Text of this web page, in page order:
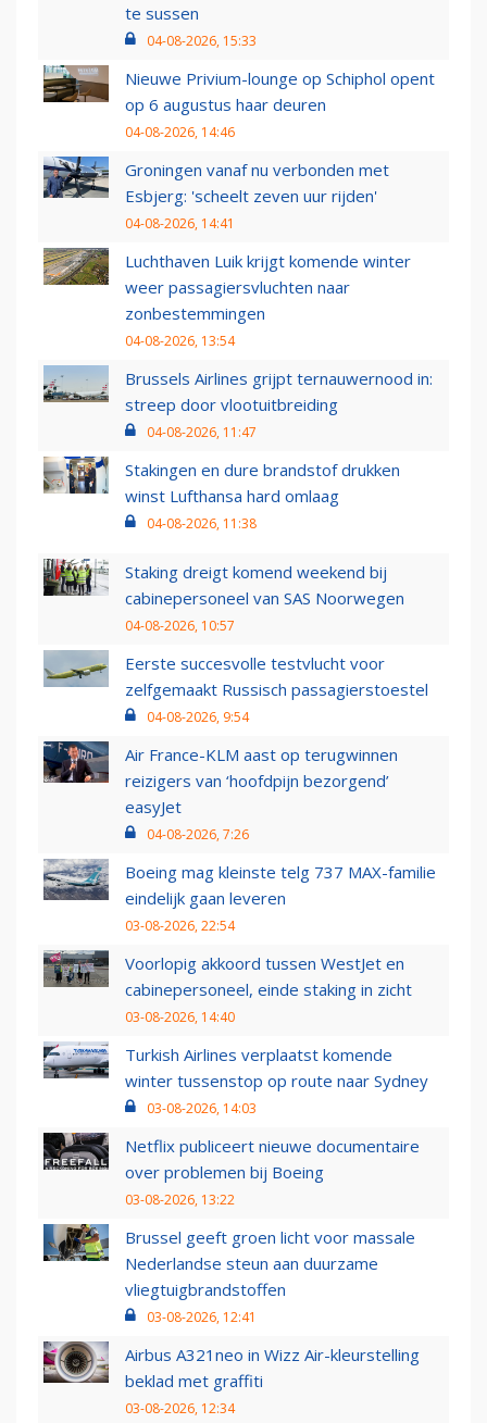
te sussen
04-08-2026, 15:33
Nieuwe Privium-lounge op Schiphol opent
op 6 augustus haar deuren
04-08-2026, 14:46
Groningen vanaf nu verbonden met
Esbjerg: 'scheelt zeven uur rijden'
04-08-2026, 14:41
Luchthaven Luik krijgt komende winter
weer passagiersvluchten naar
zonbestemmingen
04-08-2026, 13:54
Brussels Airlines grijpt ternauwernood in:
streep door vlootuitbreiding
04-08-2026, 11:47
Stakingen en dure brandstof drukken
winst Lufthansa hard omlaag
04-08-2026, 11:38
Staking dreigt komend weekend bij
cabinepersoneel van SAS Noorwegen
04-08-2026, 10:57
Eerste succesvolle testvlucht voor
zelfgemaakt Russisch passagierstoestel
04-08-2026, 9:54
Air France-KLM aast op terugwinnen
reizigers van ‘hoofdpijn bezorgend’
easyJet
04-08-2026, 7:26
Boeing mag kleinste telg 737 MAX-familie
eindelijk gaan leveren
03-08-2026, 22:54
Voorlopig akkoord tussen WestJet en
cabinepersoneel, einde staking in zicht
03-08-2026, 14:40
Turkish Airlines verplaatst komende
winter tussenstop op route naar Sydney
03-08-2026, 14:03
Netflix publiceert nieuwe documentaire
over problemen bij Boeing
03-08-2026, 13:22
Brussel geeft groen licht voor massale
Nederlandse steun aan duurzame
vliegtuigbrandstoffen
03-08-2026, 12:41
Airbus A321neo in Wizz Air-kleurstelling
beklad met graffiti
03-08-2026, 12:34